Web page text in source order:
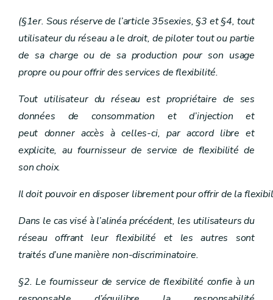
(§1er. Sous réserve de l’article 35sexies, §3 et §4, tout
utilisateur du réseau a le droit, de piloter tout ou partie
de sa charge ou de sa production pour son usage
propre ou pour offrir des services de flexibilité.
Tout utilisateur du réseau est propriétaire de ses
données de consommation et d’injection et
peut donner accès à celles-ci, par accord libre et
explicite, au fournisseur de service de flexibilité de
son choix.
Il doit pouvoir en disposer librement pour offrir de la
Dans le cas visé à l’alinéa précédent, les utilisateurs du
réseau offrant leur flexibilité et les autres sont
traités d’une manière non-discriminatoire.
§2. Le fournisseur de service de flexibilité confie à un